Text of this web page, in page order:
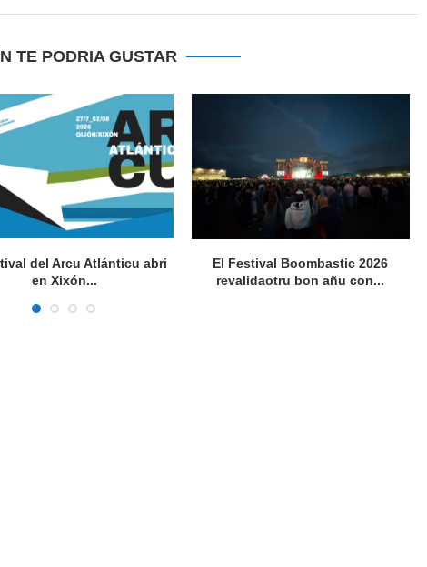
TE PODRIA GUSTAR
del Arcu Atlánticu abri
en Xixón...
El Festival Boombastic 2026
revalidaotru bon añu con...